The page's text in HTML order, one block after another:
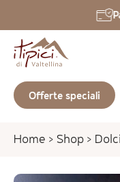
Offerte speciali
Home > Shop >